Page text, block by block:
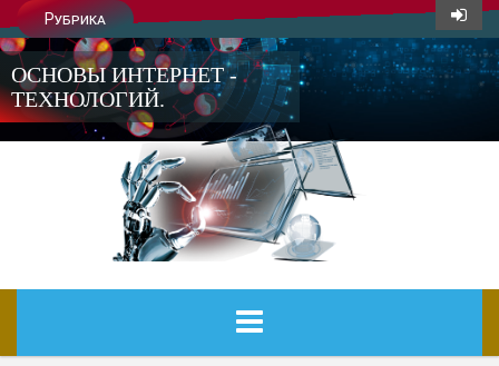
Рубрика
ОСНОВЫ ИНТЕРНЕТ -
ТЕХНОЛОГИЙ.